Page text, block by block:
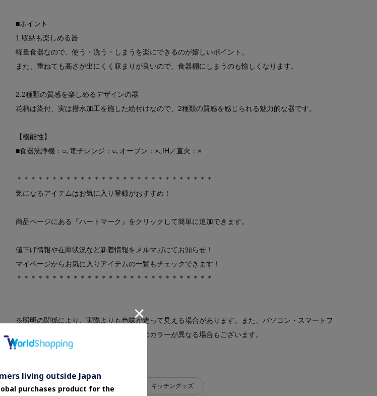
■ポイント
1.収納も楽しめる器
軽量食器なので、使う・洗う・しまうを楽にできるのが嬉しいポイント。
また、重ねても高さが出にくく収まりが良いので、食器棚にしまうのも愉しくなります。
2.2種類の質感を楽しめるデザインの器
花柄は染付、実は撥水加工を施した絵付けなので、2種類の質感を感じられる魅力的な器です。
【機能性】
■食器洗浄機：○､電子レンジ：○､オーブン：×､IH／直火：×
＊＊＊＊＊＊＊＊＊＊＊＊＊＊＊＊＊＊＊＊＊＊＊＊＊＊＊＊
気になるアイテムはお気に入り登録がおすすめ！
商品ページにある『ハートマーク』をクリックして簡単に追加できます。
値下げ情報や在庫状況など新着情報をメルマガにてお知らせ！
マイページからお気に入りアイテムの一覧もチェックできます！
＊＊＊＊＊＊＊＊＊＊＊＊＊＊＊＊＊＊＊＊＊＊＊＊＊＊＊＊
※照明の関係により、実際よりも色味が違って見える場合があります。また、パソコン・スマートフ
ォンなどの環境により、若干製品と画像のカラーが異なる場合もございます。
食洗器対応 電子レンジ対応 キッチングッズ